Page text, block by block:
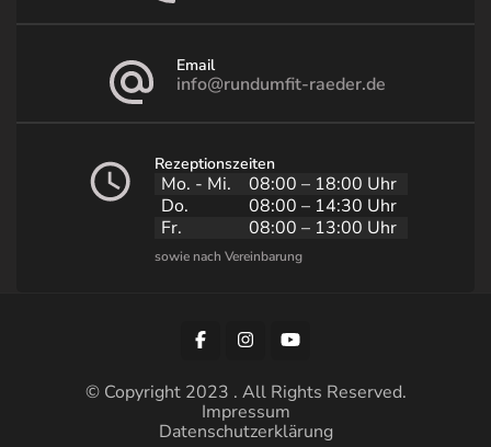
Email
info@rundumfit-raeder.de
Rezeptionszeiten
Mo. - Mi.
08:00 – 18:00 Uhr
Do.
08:00 – 14:30 Uhr
Fr.
08:00 – 13:00 Uhr
© Copyright 2023 . All Rights Reserved.
Impressum
Datenschutzerklärung